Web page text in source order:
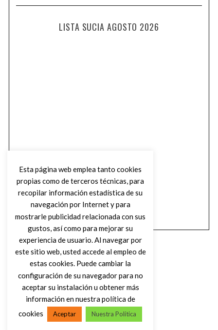
LISTA SUCIA AGOSTO 2026
(C) DIRTY ROCK MAGAZINE
VOLVER AL INICIO
Esta página web emplea tanto cookies
propias como de terceros técnicas, para
recopilar información estadística de su
navegación por Internet y para
mostrarle publicidad relacionada con sus
gustos, así como para mejorar su
experiencia de usuario. Al navegar por
este sitio web, usted accede al empleo de
estas cookies. Puede cambiar la
configuración de su navegador para no
aceptar su instalación u obtener más
información en nuestra política de
cookies
Aceptar Nuestra Política